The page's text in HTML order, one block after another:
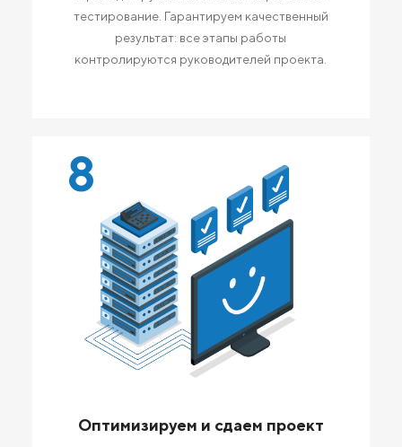
тестирование. Гарантируем качественный
результат: все этапы работы
контролируются руководителей проекта.
8
Оптимизируем и сдаем проект